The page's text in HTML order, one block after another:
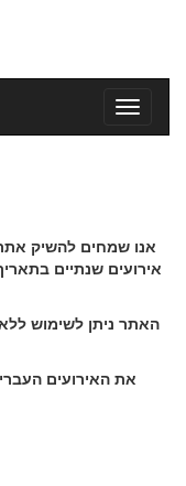
אנו שמחים להשיק
אירועים שנתיים
האתר ניתן לשימוש ללא
את האירועים